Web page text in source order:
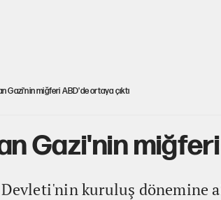
Gazi'nin miğferi ABD'de ortaya çıktı
Gazi'nin
Devleti'nin kuruluş dönemine